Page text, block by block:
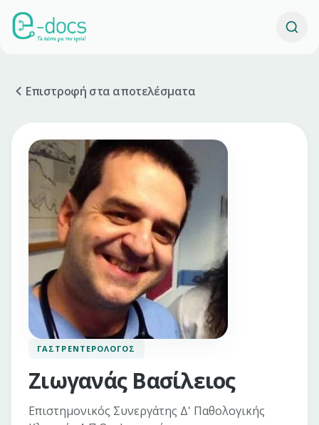
Επιστροφή στα αποτελέσματα
ΓΑΣΤΡΕΝΤΕΡΟΛΌΓΟΣ
Ζιωγανάς Βασίλειος
Επιστημονικός Συνεργάτης Δ' Παθολογικής